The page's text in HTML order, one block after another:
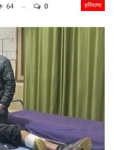
हरियाणा
64 0